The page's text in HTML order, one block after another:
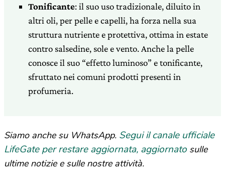
Tonificante: il suo uso tradizionale, diluito in
altri oli, per pelle e capelli, ha forza nella sua
struttura nutriente e protettiva, ottima in estate
contro salsedine, sole e vento. Anche la pelle
conosce il suo “effetto luminoso” e tonificante,
sfruttato nei comuni prodotti presenti in
profumeria.
Siamo anche su WhatsApp. Segui il canale ufficiale
LifeGate per restare aggiornata, aggiornato sulle
ultime notizie e sulle nostre attività.